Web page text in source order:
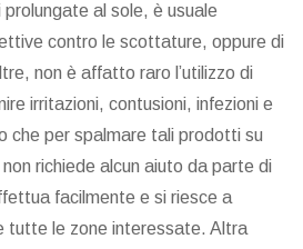
al sole, è usuale
contro le scottature, oppure di
non è affatto raro l’utilizzo di
irritazioni, contusioni, infezioni e
che per spalmare tali prodotti su
richiede alcun aiuto da parte di
facilmente e si riesce a
tutte le zone interessate. Altra